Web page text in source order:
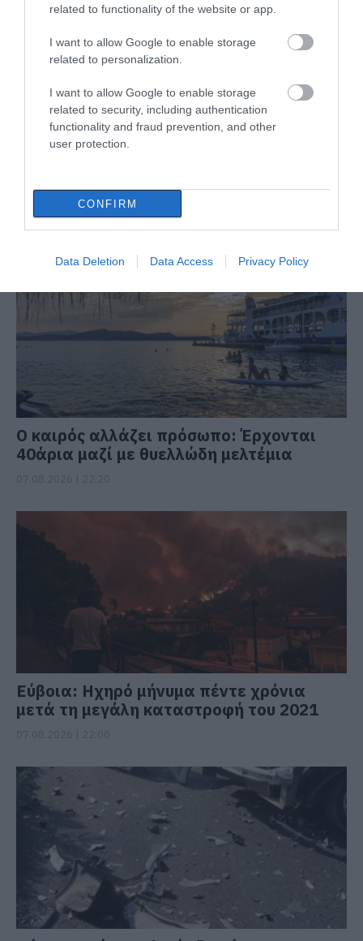
related to functionality of the website or app.
I want to allow Google to enable storage
related to personalization.
I want to allow Google to enable storage
related to security, including authentication
functionality and fraud prevention, and other
user protection.
CONFIRM
Data Deletion Data Access Privacy Policy
(pics&vid)
Ο καιρός αλλάζει πρόσωπο: Έρχονται
40άρια μαζί με θυελλώδη μελτέμια
Εύβοια: Ηχηρό μήνυμα πέντε χρόνια
μετά τη μεγάλη καταστροφή του 2021